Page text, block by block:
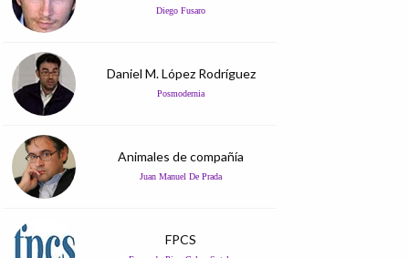
Diego Fusaro
Daniel M. López Rodríguez
Posmodernia
Animales de compañía
Juan Manuel De Prada
FPCS